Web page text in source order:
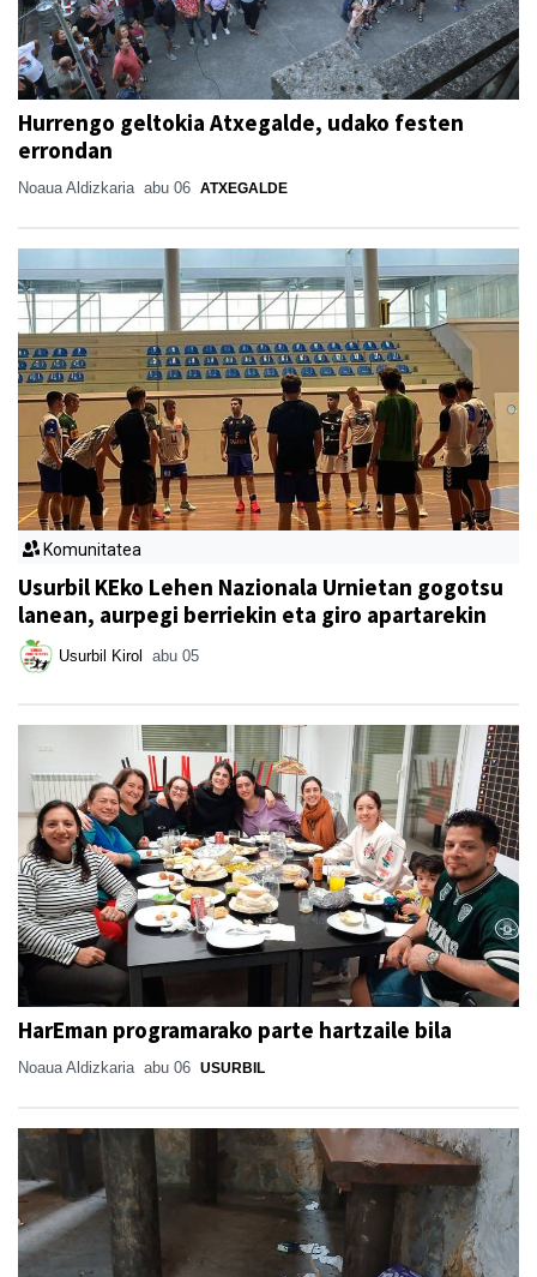
Hurrengo geltokia Atxegalde, udako festen
errondan
Noaua Aldizkaria abu 06 ATXEGALDE
Komunitatea
Usurbil KEko Lehen Nazionala Urnietan gogotsu
lanean, aurpegi berriekin eta giro apartarekin
Usurbil Kirol abu 05
HarEman programarako parte hartzaile bila
Noaua Aldizkaria abu 06 USURBIL